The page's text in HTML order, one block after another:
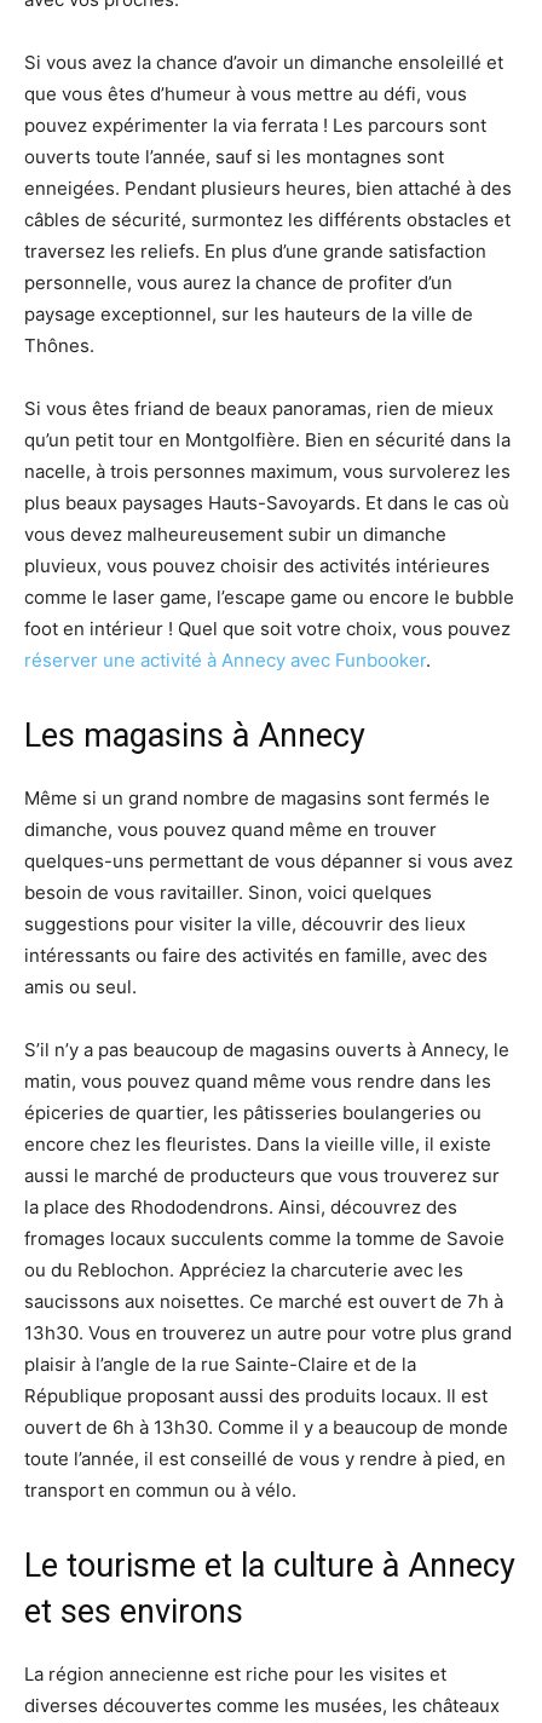
Si vous avez la chance d’avoir un dimanche ensoleillé et
que vous êtes d’humeur à vous mettre au défi, vous
pouvez expérimenter la via ferrata ! Les parcours sont
ouverts toute l’année, sauf si les montagnes sont
enneigées. Pendant plusieurs heures, bien attaché à des
câbles de sécurité, surmontez les différents obstacles et
traversez les reliefs. En plus d’une grande satisfaction
personnelle, vous aurez la chance de profiter d’un
paysage exceptionnel, sur les hauteurs de la ville de
Thônes.
Si vous êtes friand de beaux panoramas, rien de mieux
qu’un petit tour en Montgolfière. Bien en sécurité dans la
nacelle, à trois personnes maximum, vous survolerez les
plus beaux paysages Hauts-Savoyards. Et dans le cas où
vous devez malheureusement subir un dimanche
pluvieux, vous pouvez choisir des activités intérieures
comme le laser game, l’escape game ou encore le bubble
foot en intérieur ! Quel que soit votre choix, vous pouvez
réserver une activité à Annecy avec Funbooker.
Les magasins à Annecy
Même si un grand nombre de magasins sont fermés le
dimanche, vous pouvez quand même en trouver
quelques-uns permettant de vous dépanner si vous avez
besoin de vous ravitailler. Sinon, voici quelques
suggestions pour visiter la ville, découvrir des lieux
intéressants ou faire des activités en famille, avec des
amis ou seul.
S’il n’y a pas beaucoup de magasins ouverts à Annecy, le
matin, vous pouvez quand même vous rendre dans les
épiceries de quartier, les pâtisseries boulangeries ou
encore chez les fleuristes. Dans la vieille ville, il existe
aussi le marché de producteurs que vous trouverez sur
la place des Rhododendrons. Ainsi, découvrez des
fromages locaux succulents comme la tomme de Savoie
ou du Reblochon. Appréciez la charcuterie avec les
saucissons aux noisettes. Ce marché est ouvert de 7h à
13h30. Vous en trouverez un autre pour votre plus grand
plaisir à l’angle de la rue Sainte-Claire et de la
République proposant aussi des produits locaux. Il est
ouvert de 6h à 13h30. Comme il y a beaucoup de monde
toute l’année, il est conseillé de vous y rendre à pied, en
transport en commun ou à vélo.
Le tourisme et la culture à Annecy
et ses environs
La région annecienne est riche pour les visites et
diverses découvertes comme les musées, les châteaux